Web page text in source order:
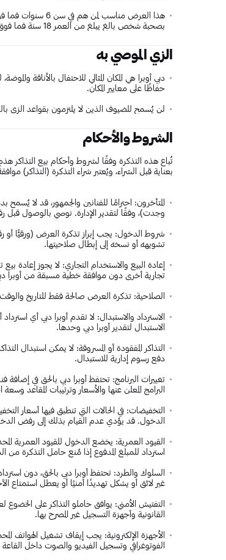
بصحبة شخص بالغ يبلغ من العمر 18 سنة فما فوق.
الزي الموصي به
دبي أوبرا هي المكان المثالي للاحتفال بالأناقة
حفاظًا على معايير المكان.
لن يُسمح للضيوف الذين لا يلتزمون بقواعد الزي
الشروط والأحكام
تُباع هذه التذكرة وفقًا لشروط وأحكام بيع التذاكر
بعناية قبل الشراء، ويُعتبر شراء التذكرة (التذاكر)
المتأخرون: احترامًا للفنانين والجمهور، قد لا
وجدت)، وفقًا لتقدير الإدارة. نوصي بالوصول قبل رفع الستار بـ 30 دقيقة على الأقل لضمان
شروط الدخول: يجب إبراز تذكرة العرض (ورقيًّا أو
تشويهه أو نسخه إلى إبطال صلاحيتها.
إعادة البيع والاستخدام التجاري: لا يجوز إعادة
تجارية أخرى دون موافقة خطية مسبقة من أوبرا
الصلاحية: تذكرة العرض صالحة فقط للتاريخ
الاسترداد والاستبدال: لا تقدم أوبرا دبي أي
الاستبدال لتقدير أوبرا دبي وحدها.
التذاكر المفقودة أو المسروقة: لا يمكن استبدال
دفع رسوم إدارية للاستبدال.
تغييرات البرنامج: تحتفظ أوبرا دبي بالحق في
البرامج المعلن عنها والأسعار وترتيبات
التخفيضات: في الحالات التي تنطبق فيها أسعار
الدخول. قد يؤدي عدم القيام بذلك إلى رفض
القيود العمرية: يخضع الدخول للقيود العمرية
استرداد للمبلغ المدفوع إذا مُنع حامل التذكرة من
السلوك والطرد: تحتفظ أوبرا دبي بالحق، دون
غير لائق أو يشكل تهديدًا أمنيًا أو يعطل استمتاع
التفتيش الأمني: يوافق حاملو التذاكر على الخضوع
القانونية وأجهزة التسجيل غير المصرح بها.
الأجهزة الإلكترونية: يجب إيقاف تشغيل
الفوتوغرافي وتسجيل الفيديو والصوت داخل